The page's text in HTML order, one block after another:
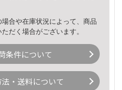
合や在庫状況によって、商品
だく場合がございます。
条件について
・送料について